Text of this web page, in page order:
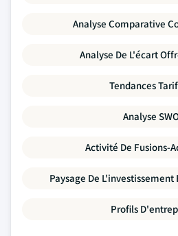
Analyse Comparative
Analyse De L'écart
Tendances
Analyse
Activité De Fusions-
Paysage De
Profils